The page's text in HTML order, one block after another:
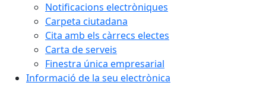
Notificacions electròniques
Carpeta ciutadana
Cita amb els càrrecs electes
Carta de serveis
Finestra única empresarial
Informació de la seu electrònica